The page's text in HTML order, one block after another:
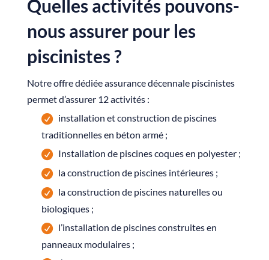
Quelles activités pouvons-
nous assurer pour les
piscinistes ?
Notre offre dédiée assurance décennale piscinistes
permet d’assurer 12 activités :
installation et construction de piscines
traditionnelles en béton armé ;
Installation de piscines coques en polyester ;
la construction de piscines intérieures ;
la construction de piscines naturelles ou
biologiques ;
l’installation de piscines construites en
panneaux modulaires ;